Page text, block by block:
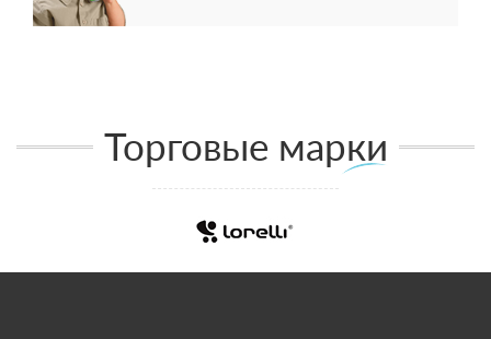
Торговые марки